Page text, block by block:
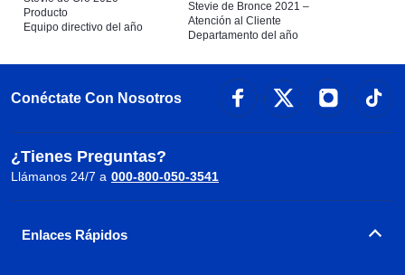
Producto
Equipo directivo del año
Stevie de Bronce 2021 –
Atención al Cliente
Departamento del año
Conéctate Con Nosotros
¿Tienes Preguntas?
Llámanos 24/7 a 000-800-050-3541
Enlaces Rápidos